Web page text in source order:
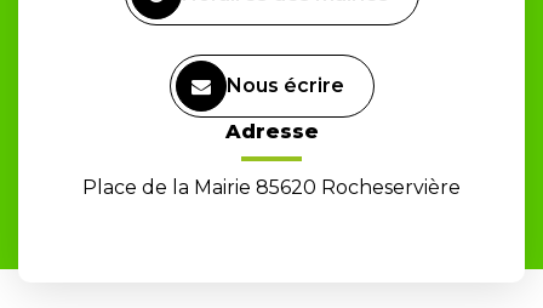
Nous écrire
Adresse
Place de la Mairie 85620 Rocheservière